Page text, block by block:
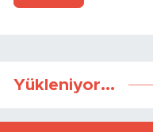
Yükleniyor...